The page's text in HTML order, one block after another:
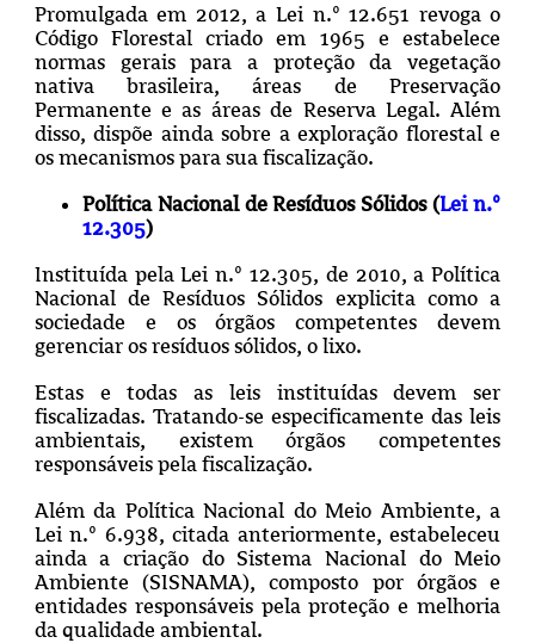
Promulgada em 2012, a Lei n.º 12.651 revoga o
Código Florestal criado em 1965 e estabelece
normas gerais para a proteção da vegetação
nativa brasileira, áreas de Preservação
Permanente e as áreas de Reserva Legal. Além
disso, dispõe ainda sobre a exploração florestal e
os mecanismos para sua fiscalização.
Política Nacional de Resíduos Sólidos (Lei n.º
12.305)
Instituída pela Lei n.º 12.305, de 2010, a Política
Nacional de Resíduos Sólidos explicita como a
sociedade e os órgãos competentes devem
gerenciar os resíduos sólidos, o lixo.
Estas e todas as leis instituídas devem ser
fiscalizadas. Tratando-se especificamente das leis
ambientais, existem órgãos competentes
responsáveis pela fiscalização.
Além da Política Nacional do Meio Ambiente, a
Lei n.º 6.938, citada anteriormente, estabeleceu
ainda a criação do Sistema Nacional do Meio
Ambiente (SISNAMA), composto por órgãos e
entidades responsáveis pela proteção e melhoria
da qualidade ambiental.